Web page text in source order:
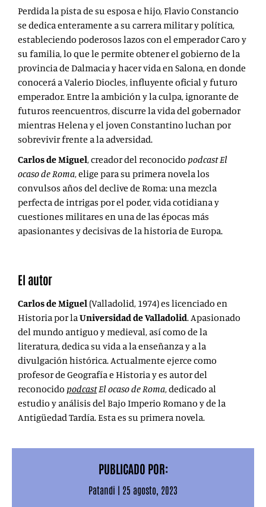
Perdida la pista de su esposa e hijo, Flavio Constancio
se dedica enteramente a su carrera militar y política,
estableciendo poderosos lazos con el emperador Caro y
su familia, lo que le permite obtener el gobierno de la
provincia de Dalmacia y hacer vida en Salona, en donde
conocerá a Valerio Diocles, influyente oficial y futuro
emperador. Entre la ambición y la culpa, ignorante de
futuros reencuentros, discurre la vida del gobernador
mientras Helena y el joven Constantino luchan por
sobrevivir frente a la adversidad.
Carlos de Miguel, creador del reconocido podcastEl
ocaso de Roma, elige para su primera novela los
convulsos años del declive de Roma: una mezcla
perfecta de intrigas por el poder, vida cotidiana y
cuestiones militares en una de las épocas más
apasionantes y decisivas de la historia de Europa.
El autor
Carlos de Miguel (Valladolid, 1974) es licenciado en
Historia por laUniversidad de Valladolid. Apasionado
del mundo antiguo y medieval, así como de la
literatura, dedica su vida a la enseñanza y a la
divulgación histórica. Actualmente ejerce como
profesor de Geografía e Historia y es autor del
reconocido podcastEl ocaso de Roma, dedicado al
estudio y análisis del Bajo Imperio Romano y de la
Antigüedad Tardía. Esta es su primera novela.
PUBLICADO POR:
Patandi | 25 agosto, 2023